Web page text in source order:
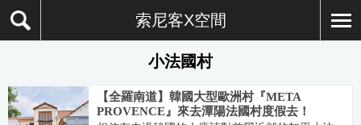
索尼客X空間
小法國村
【全羅南道】韓國大型歐洲村『META
PROVENCE』來去潭陽法國村度假去！